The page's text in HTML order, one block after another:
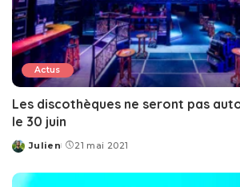
Actus
Les discothèques ne seront pas
le 30 juin
Posted
Julien 21 mai 2021